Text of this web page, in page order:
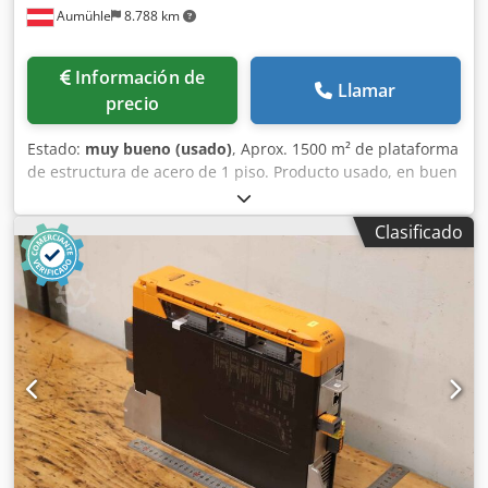
montado en el dispositivo
Aumühle 8.788 km
Información de
precio
Llamar
Estado: muy bueno (usado), Aprox. 1500 m² de plataforma
de estructura de acero de 1 piso. Producto usado, en buen
estado, ver imágenes. Fabricante: STOW Longitud: aprox.
58,5 m Ancho: aprox. 54,6 m Altura (borde inferior): 3,4 m
Altura (borde superior): 3,7 m Carga admisible: 500 kg/m²
Estructura de perfiles en C y perfiles sigma. Fijado con
tornillos y tuercas. Dodpjd S S N Rofx Apyjck Distancia
entre puntos de apoyo ajustable en longitud. La superficie
es de tablero de partículas de 38 mm, de alta densidad,
con sistema macho-hembra. Parte inferior blanca, parte
superior con recubrimiento gris. Precio negociable: ¡Oferta
bajo petición! ¡Posibilidad de venta parcial! Desmontado y
cargado. El producto está en stock. Los gastos de
transporte se pueden consultar. Posibilidad de visita en
cualquier momento, previa cita. Más información bajo
Clasificado